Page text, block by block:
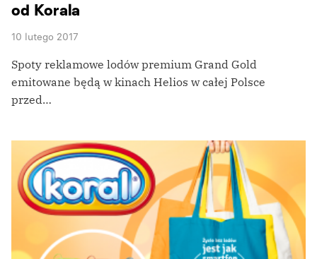
od Korala
10 lutego 2017
Spoty reklamowe lodów premium Grand Gold
emitowane będą w kinach Helios w całej Polsce
przed…